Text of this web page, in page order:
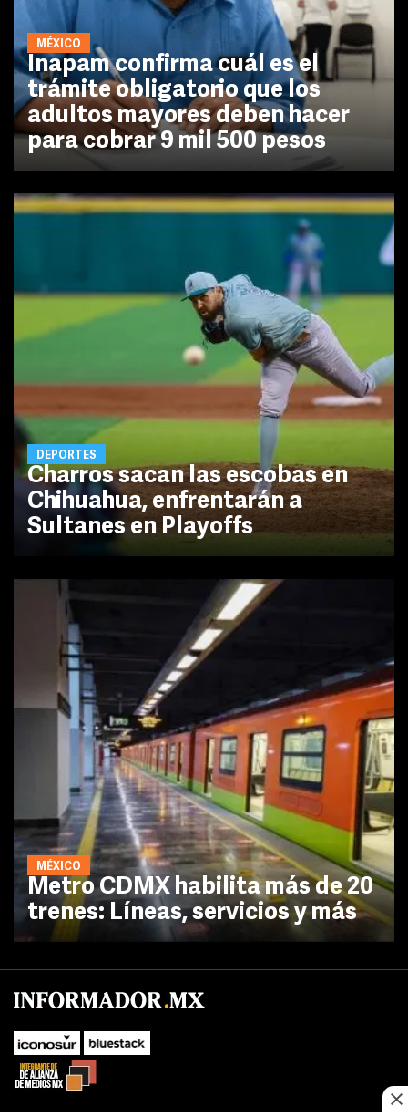
MÉXICO
Inapam confirma cuál es el
trámite obligatorio que los
adultos mayores deben hacer
para cobrar 9 mil 500 pesos
DEPORTES
Charros sacan las escobas en
Chihuahua, enfrentarán a
Sultanes en Playoffs
MÉXICO
Metro CDMX habilita más de 20
trenes: Líneas, servicios y más